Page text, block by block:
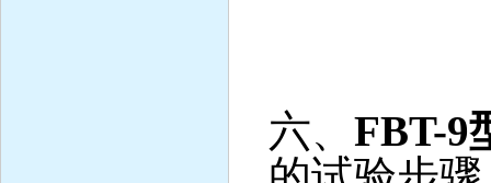
六、 FBT-9